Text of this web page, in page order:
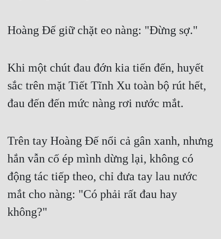
Hoàng Đế giữ chặt eo nàng: "Đừng sợ."
Khi một chút đau đớn kia tiến đến, huyết
sắc trên mặt Tiết Tĩnh Xu toàn bộ rút hết,
đau đến đến mức nàng rơi nước mắt.
Trên tay Hoàng Đế nổi cả gân xanh, nhưng
hắn vẫn cố ép mình dừng lại, không có
động tác tiếp theo, chỉ đưa tay lau nước
mắt cho nàng: "Có phải rất đau hay
không?"